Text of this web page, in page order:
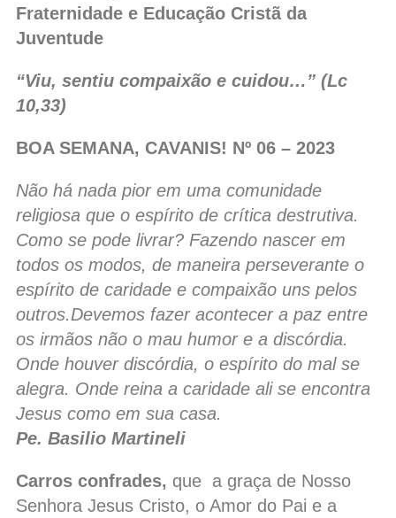
Fraternidade e Educação Cristã da
Juventude
“Viu, sentiu compaixão e cuidou…” (Lc
10,33)
BOA SEMANA, CAVANIS! Nº 06 – 2023
Não há nada pior em uma comunidade
religiosa que o espírito de crítica destrutiva.
Como se pode livrar? Fazendo nascer em
todos os modos, de maneira perseverante o
espírito de caridade e compaixão uns pelos
outros.Devemos fazer acontecer a paz entre
os irmãos não o mau humor e a discórdia.
Onde houver discórdia, o espírito do mal se
alegra. Onde reina a caridade ali se encontra
Jesus como em sua casa.
Pe. Basilio Martineli
Carros confrades, que a graça de Nosso
Senhora Jesus Cristo, o Amor do Pai e a